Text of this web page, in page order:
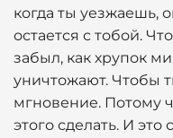
когда ты уезжаешь,
остается с тобой.
забыл, как хрупок
уничтожают. Чтобы
мгновение. Потому
этого сделать. И это